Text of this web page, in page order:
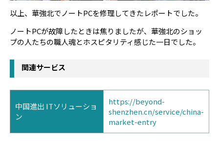
以上、華強北でノートPCを修理してきたレポートでした。
ノートPCが故障したときは焦りましたが、華強北のショッ
プの人たちの職人魂とホスピタリティ感じた一日でした。
関連サービス
中国進出 ITソリューショ
ン
https://beyond-
shenzhen.cn/service/china-
market-entry